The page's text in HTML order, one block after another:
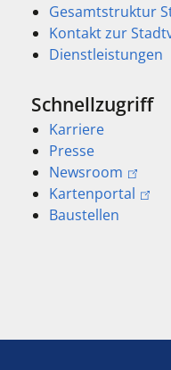
Gesamtstruktur
Kontakt zur
Dienstleistungen
Schnellzugriff
Karriere
Presse
Newsroom
Kartenportal
Baustellen